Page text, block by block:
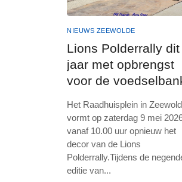
NIEUWS ZEEWOLDE
Lions Polderrally dit
jaar met opbrengst
voor de
Het Raadhuisplein in
vormt op zaterdag 9 mei
vanaf 10.00 uur opnieuw het
decor van de Lions
Polderrally.Tijdens de
editie van...